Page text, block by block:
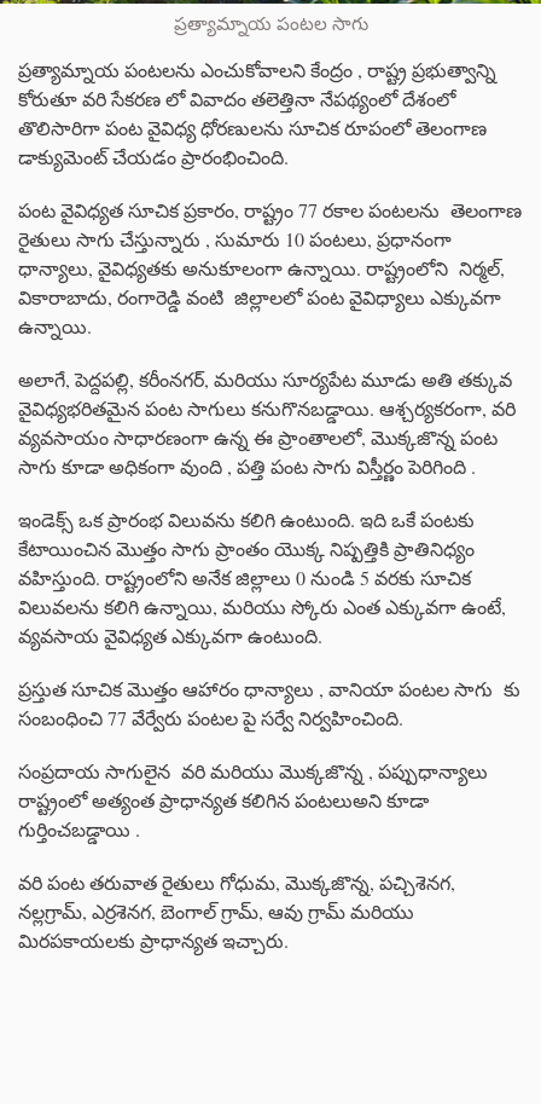
ప్రత్యామ్నాయ పంటల సాగు
ప్రత్యామ్నాయ పంటలను ఎంచుకోవాలని కేంద్రం , రాష్ట్ర ప్రభుత్వాన్ని
కోరుతూ వరి సేకరణ లో వివాదం తలెత్తినా నేపథ్యంలో దేశంలో
తొలిసారిగా పంట వైవిధ్య ధోరణులను సూచిక రూపంలో తెలంగాణ
డాక్యుమెంట్ చేయడం ప్రారంభించింది.
పంట వైవిధ్యత సూచిక ప్రకారం, రాష్ట్రం 77 రకాల పంటలను తెలంగాణ
రైతులు సాగు చేస్తున్నారు , సుమారు 10 పంటలు, ప్రధానంగా
ధాన్యాలు, వైవిధ్యతకు అనుకూలంగా ఉన్నాయి. రాష్ట్రంలోని నిర్మల్,
వికారాబాదు, రంగారెడ్డి వంటి జిల్లాలలో పంట వైవిధ్యాలు ఎక్కువగా
ఉన్నాయి.
అలాగే, పెద్దపల్లి, కరీంనగర్, మరియు సూర్యపేట మూడు అతి తక్కువ
వైవిధ్యభరితమైన పంట సాగులు కనుగొనబడ్డాయి. ఆశ్చర్యకరంగా, వరి
వ్యవసాయం సాధారణంగా ఉన్న ఈ ప్రాంతాలలో, మొక్కజొన్న పంట
సాగు కూడా అధికంగా వుంది , పత్తి పంట సాగు విస్తీర్ణం పెరిగింది .
ఇండెక్స్ ఒక ప్రారంభ విలువను కలిగి ఉంటుంది. ఇది ఒకే పంటకు
కేటాయించిన మొత్తం సాగు ప్రాంతం యొక్క నిష్పత్తికి ప్రాతినిధ్యం
వహిస్తుంది. రాష్ట్రంలోని అనేక జిల్లాలు 0 నుండి 5 వరకు సూచిక
విలువలను కలిగి ఉన్నాయి, మరియు స్కోరు ఎంత ఎక్కువగా ఉంటే,
వ్యవసాయ వైవిధ్యత ఎక్కువగా ఉంటుంది.
ప్రస్తుత సూచిక మొత్తం ఆహారం ధాన్యాలు , వానియా పంటల సాగు కు
సంబంధించి 77 వేర్వేరు పంటల పై సర్వే నిర్వహించింది.
సంప్రదాయ సాగులైన వరి మరియు మొక్కజొన్న , పప్పుధాన్యాలు
రాష్ట్రంలో అత్యంత ప్రాధాన్యత కలిగిన పంటలుఅని కూడా
గుర్తించబడ్డాయి .
వరి పంట తరువాత రైతులు గోధుమ, మొక్కజొన్న, పచ్చిశెనగ,
నల్లగ్రామ్, ఎర్రశెనగ, బెంగాల్ గ్రామ్, ఆవు గ్రామ్ మరియు
మిరపకాయలకు ప్రాధాన్యత ఇచ్చారు.